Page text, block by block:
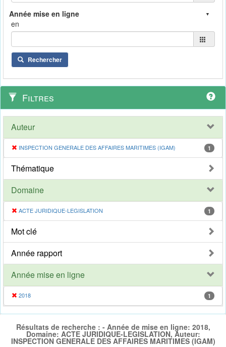
en
Rechercher
Filtres
Auteur
INSPECTION GENERALE DES AFFAIRES MARITIMES (IGAM) 1
Thématique
Domaine
ACTE JURIDIQUE-LEGISLATION 1
Mot clé
Année rapport
Année mise en ligne
2018 1
Résultats de recherche : - Année de mise en ligne: 2018,
Domaine: ACTE JURIDIQUE-LEGISLATION, Auteur:
INSPECTION GENERALE DES AFFAIRES MARITIMES (IGAM)